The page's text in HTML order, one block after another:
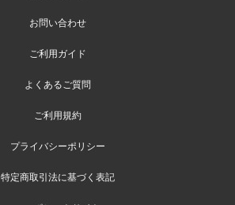
お問い合わせ
ご利用ガイド
よくあるご質問
ご利用規約
プライバシーポリシー
特定商取引法に基づく表記